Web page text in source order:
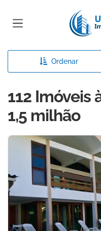
Ordenar
112 Imóveis
1,5 milhão